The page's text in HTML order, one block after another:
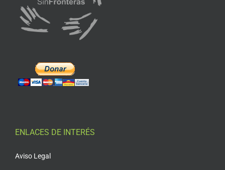
ENLACES DE INTERÉS
Aviso Legal